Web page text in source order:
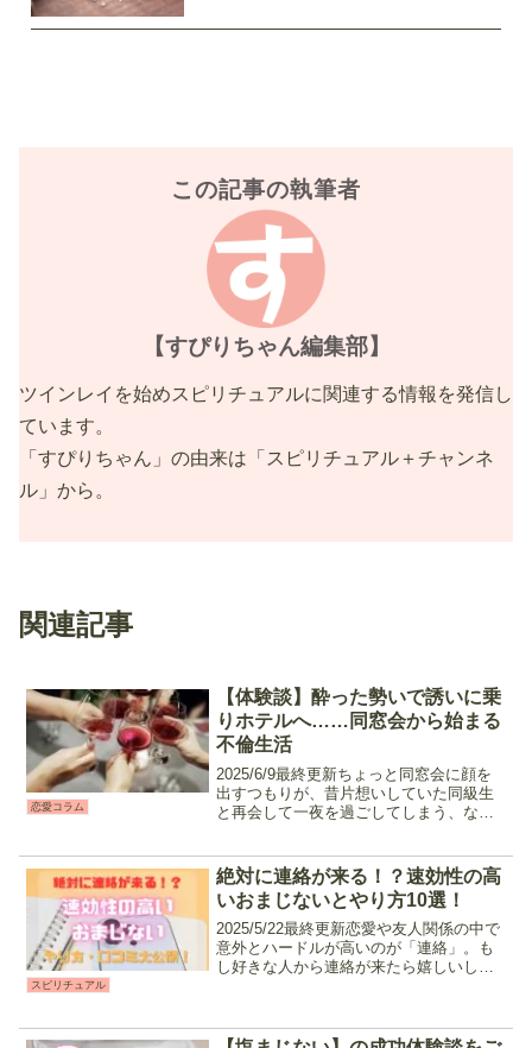
この記事の執筆者
【すぴりちゃん編集部】
ツインレイを始めスピリチュアルに関連する情報を発信し
ています。
「すぴりちゃん」の由来は「スピリチュアル＋チャンネ
ル」から。
関連記事
恋愛コラム
【体験談】酔った勢いで誘いに乗
りホテルへ……同窓会から始まる
不倫生活
2025/6/9最終更新ちょっと同窓会に顔を
出すつもりが、昔片想いしていた同級生
と再会して一夜を過ごしてしまう、な
なこと起きるはずもないから、自分は大
丈夫」と思っていた...
スピリチュアル
絶対に連絡が来る！？速効性の高
いおまじないとやり方10選！
2025/5/22最終更新恋愛や友人関係の中で
意外とハードルが高いのが「連絡」。も
し好きな人から連絡が来たら嬉しいし、
な「連絡前」「連絡待ち」の時に試して
欲しい速効性の...